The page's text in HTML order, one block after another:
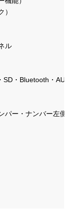
ル
SD・Bluetooth・
ンパー・ナンバー
機